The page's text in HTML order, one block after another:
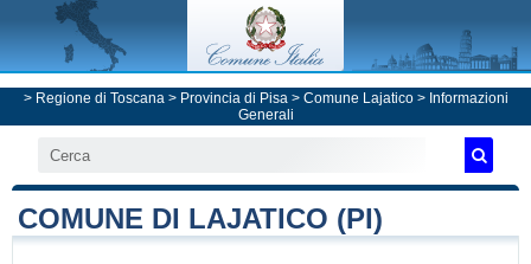
> Regione di Toscana> Provincia di Pisa> Comune Lajatico> Informazioni
Generali
COMUNE DI LAJATICO (PI)